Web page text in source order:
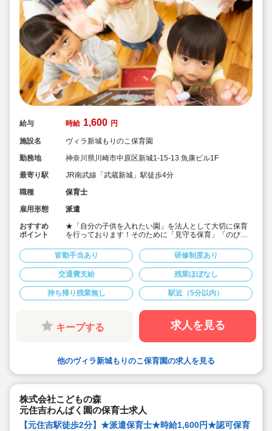
給与 時給 1,600 円
施設名
ヴィラ新城もりのこ保育園
勤務地
神奈川県川崎市中原区新城1-15-13 魚康ビル1F
最寄り駅
JR南武線「武蔵新城」駅徒歩4分
職種
保育士
雇用形態
派遣
おすすめ
ポイント
★「自分の子供を入れたい園」を法人として大切に保育
を行っております！そのために「見守る保育」「のびの
す♪
★保育士専任のコンサルタントがあなたの派遣就業を安
心サポートいたします
★武蔵新城駅より徒歩4分・定員40名の認可保育園！
★時給1,600円の求人です！
★勤務条件等相談可能です！
キララサポートで派遣就業する3つのメリット
・求人提案から就業後のサポートまで専任コンサルタン
トが細やかに対応します
・手当や福利厚生については当社独自のサービスもご用
ったサポートに定評があります
皆勤手当あり 研修制度あり
交通費支給 残業ほぼなし
持ち帰り残業無し 駅近（5分以内）
キープする 求人を見る
他のヴィラ新城もりのこ保育園の求人を見る
株式会社こどもの森
元住吉わんぱく園の保育士求人
【元住吉駅徒歩2分】★派遣保育士★時給1,600円★認可保育